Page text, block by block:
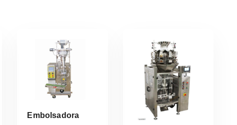
Embolsadora